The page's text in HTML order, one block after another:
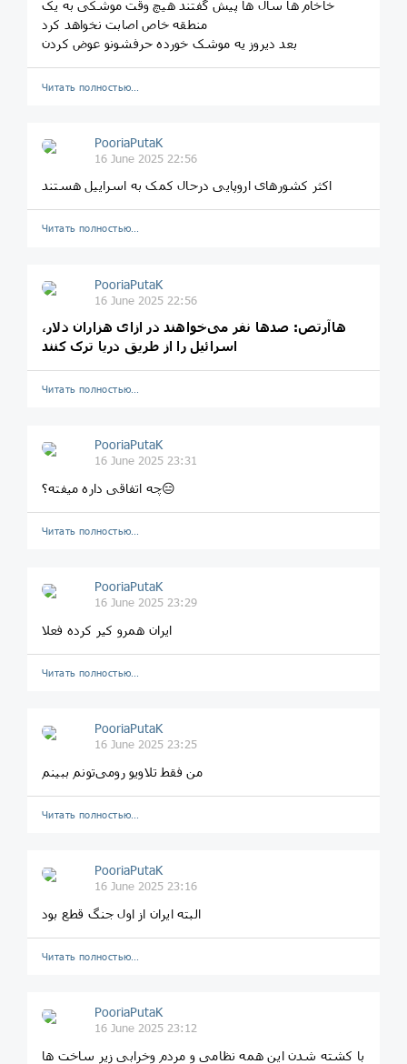
خاخام ها سال ها پیش گفتند هیچ وقت موشکی به یک
منطقه خاص اصابت نخواهد کرد
بعد دیروز یه موشک خورده حرفشونو عوض کردن
Читать полностью…
PooriaPutaK
16 June 2025 22:56
اکثر کشورهای اروپایی در‌حال کمک به اسراییل هستند
Читать полностью…
PooriaPutaK
16 June 2025 22:56
هاآرتص: صدها نفر می‌خواهند در ازای هزاران دلار،
اسرائیل را از طریق دریا ترک کنند
Читать полностью…
PooriaPutaK
16 June 2025 23:31
چه اتفاقی داره میفته؟😑
Читать полностью…
PooriaPutaK
16 June 2025 23:29
ایران همرو کیر کرده فعلا
Читать полностью…
PooriaPutaK
16 June 2025 23:25
من فقط تلاویو رو‌می‌تونم ببینم
Читать полностью…
PooriaPutaK
16 June 2025 23:16
البته ایران از اول جنگ قطع بود
Читать полностью…
PooriaPutaK
16 June 2025 23:12
با کشته شدن این همه نظامی و مردم و‌خرابی زیر ساخت ها